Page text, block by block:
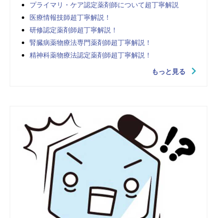
プライマリ・ケア認定薬剤師について超丁寧解説
医療情報技師超丁寧解説！
研修認定薬剤師超丁寧解説！
腎臓病薬物療法専門薬剤師超丁寧解説！
精神科薬物療法認定薬剤師超丁寧解説！
もっと見る